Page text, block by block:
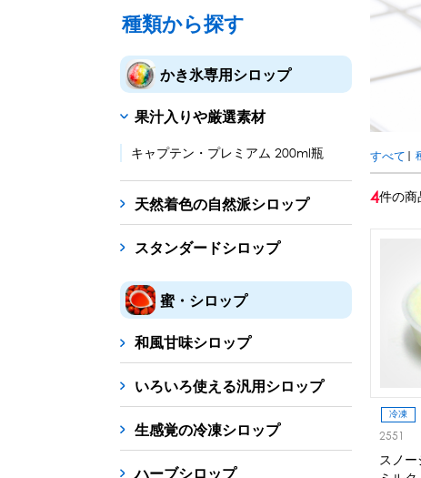
ブロックアイススライサー キューブアイススライサー
台湾かき氷
フレーバー氷（味つきの氷）
カップ・スプーン
紙カップ プラスチックカップ 発泡スチロールカ
フローズンドリンク材料
シロップ 冷凍フルーツ ドリンクカップ・ストロ
備品
蜜かけシャワー・レードル 冷凍ス
ドリンクメニューに
種類から探す
かき氷専用シロップ
果汁入りや厳選素材
キャプテン・プレミアム 200ml瓶
天然着色の自然派シロップ
スタンダードシロップ
蜜・シロップ
和風甘味シロップ
いろいろ使える汎用シロップ
生感覚の冷凍シロップ
ハーブシロップ
すべて |
4件の商
冷凍
2551
スノ